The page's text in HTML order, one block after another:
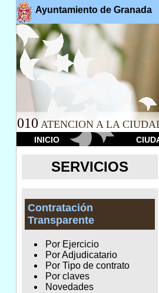
Ayuntamiento de Granada
010 ATENCION A LA
INICIO
SERVICIOS
Contratación
Transparente
Por Ejercicio
Por Adjudicatario
Por Tipo de contrato
Por claves
Novedades